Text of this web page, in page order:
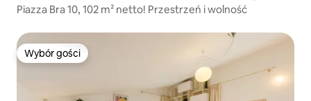
Piazza Bra 10, 102 m² netto! Przestrzeń i wolność
Wybór gości
Wybór gości